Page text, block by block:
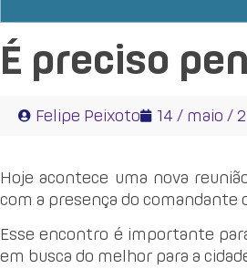
É preciso
Felipe Peixoto 14 / maio /
Hoje acontece uma nova
com a presença do comandante
Esse encontro é importante
em busca do melhor para a